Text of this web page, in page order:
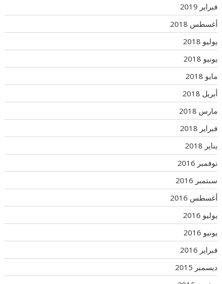
فبراير 2019
أغسطس 2018
يوليو 2018
يونيو 2018
مايو 2018
أبريل 2018
مارس 2018
فبراير 2018
يناير 2018
نوفمبر 2016
سبتمبر 2016
أغسطس 2016
يوليو 2016
يونيو 2016
فبراير 2016
ديسمبر 2015